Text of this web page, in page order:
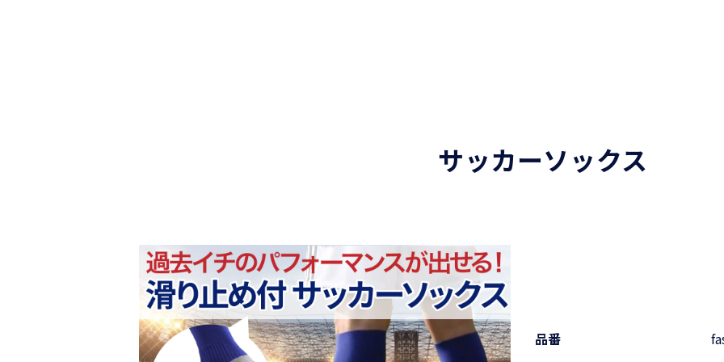
サッカーソックス
品番